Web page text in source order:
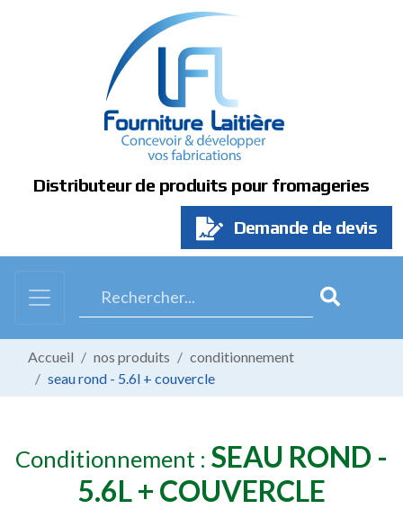
Distributeur de produits pour fromageries
Demande de devis
Accueil nos produits
conditionnement
seau rond - 5.6l + couvercle
Conditionnement : SEAU ROND -
5.6L + COUVERCLE
Panneau de gestion des cookies